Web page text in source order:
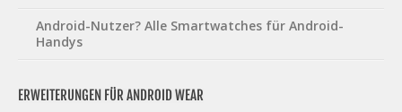
Android-Nutzer? Alle Smartwatches für Android-
Handys
ERWEITERUNGEN FÜR ANDROID WEAR